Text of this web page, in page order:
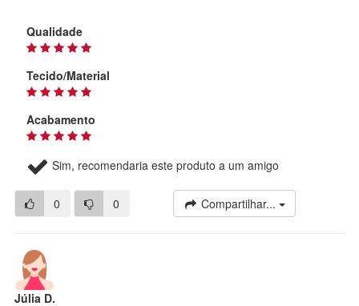
Qualidade
Tecido/Material
Acabamento
Sim, recomendaria este produto a um amigo
0 0 Compartilhar...
Júlia D.